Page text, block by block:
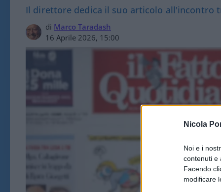
Nicola
Noi e i
contenuti e
Facendo
modificare
Il direttore dedica il suo articolo all'incontro
di Marco Taradash
16 Aprile 2026, 15:00